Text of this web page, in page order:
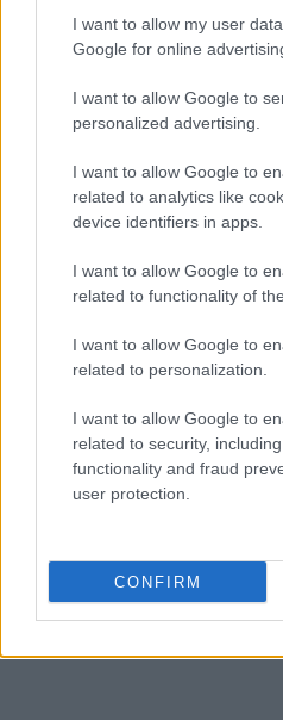
I want to allow my user
Google for online
I want to allow Google to
personalized advertising.
I want to allow Google to
related to analytics like
device identifiers in apps.
I want to allow Google to
related to functionality of
I want to allow Google to
related to personalization.
I want to allow Google to
related to security,
functionality and fraud
user protection.
CONFIRM
Παραμένει ωστόσο
λάβει κάποια άμεση
εξακολουθεί πράγματι να
σήμερα.